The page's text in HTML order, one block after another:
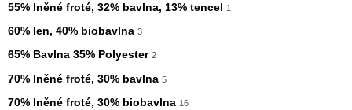
55% lněné froté, 32% bavlna, 13% tencel 1
60% len, 40% biobavlna 3
65% Bavlna 35% Polyester 2
70% lněné froté, 30% bavlna 5
70% lněné froté, 30% biobavlna 16